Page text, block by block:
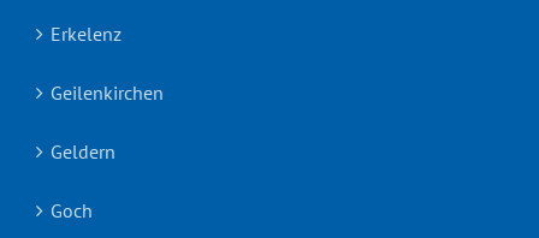
Erkelenz
Geilenkirchen
Geldern
Goch